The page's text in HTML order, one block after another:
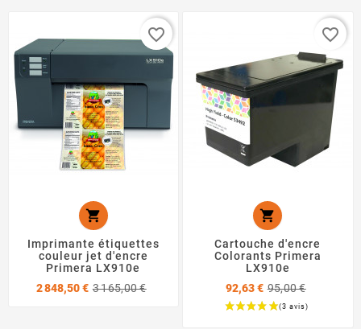

Imprimante étiquettes
couleur jet d'encre
Primera LX910e
2 848,50 € 3 165,00 €
favorite_border

Cartouche d'encre
Colorants Primera
LX910e
92,63 € 95,00 €
Prix
favorite_border